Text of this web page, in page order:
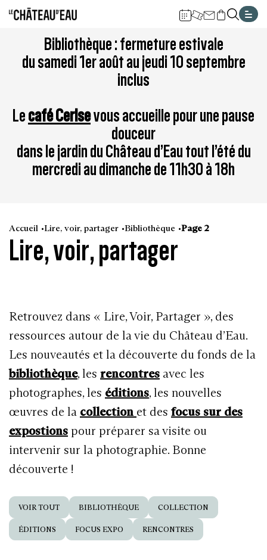
Aller
contenu
Aller
à
la
navigation
à
la
recherche
Aller
au
pied
plan
Bibliothèque : fermeture estivale
du samedi 1er août au jeudi 10 septembre
inclus
Lecafé Cerisevous accueille pour une pause
douceur
dans le jardin du Château d’Eau tout l’été du
mercredi au dimanche de 11h30 à 18h
Accueil Lire, voir, partager Bibliothèque Page 2
Lire, voir, partager
Retrouvez dans « Lire, Voir, Partager », des
ressources autour de la vie du Château d’Eau.
Les nouveautés et la découverte du fonds de la
bibliothèque, les rencontres avec les
photographes, les éditions, les nouvelles
œuvres de la collection et des focus sur des
expostions pour préparer sa visite ou
intervenir sur la photographie. Bonne
découverte !
VOIR TOUT BIBLIOTHÈQUE COLLECTION
ÉDITIONS FOCUS EXPO RENCONTRES